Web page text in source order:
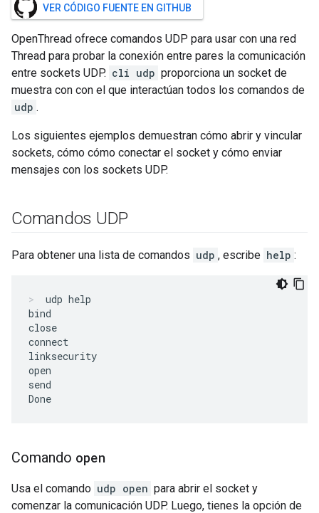
VER CÓDIGO FUENTE EN GITHUB
OpenThread ofrece comandos UDP para usar con una red
Thread para probar la conexión entre pares la comunicación
entre sockets UDP. cli udp proporciona un socket de
muestra con con el que interactúan todos los comandos de
udp .
Los siguientes ejemplos demuestran cómo abrir y vincular
sockets, cómo cómo conectar el socket y cómo enviar
mensajes con los sockets UDP.
Comandos UDP
Para obtener una lista de comandos udp , escribe help :
udp help
bind
close
connect
linksecurity
open
send
Comando open
Usa el comando udp open para abrir el socket y
comenzar la comunicación UDP. Luego, tienes la opción de